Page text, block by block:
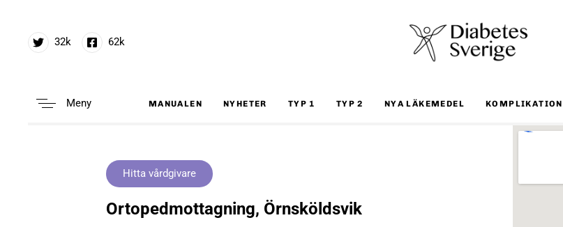
32k 62k
Meny MANUALEN NYHETER TYP 1 TYP 2 NYA LÄKEMEDEL
Hitta vårdgivare
Ortopedmottagning, Örnsköldsvik